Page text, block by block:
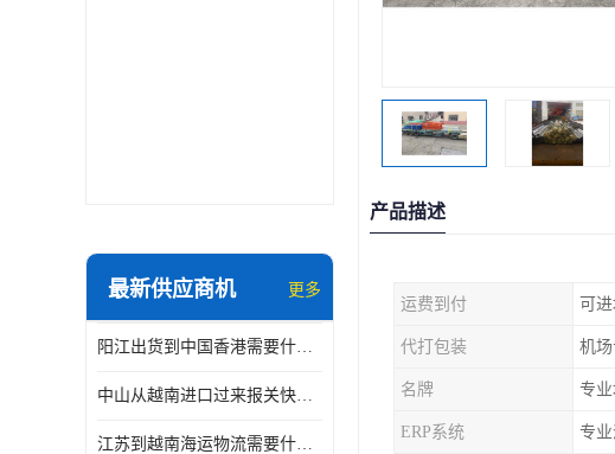
最新供应商机 更多
阳江出货到中国香港需要什么条件 专线直达
中山从越南进口过来报关快不快
江苏到越南海运物流需要什么条件 一步到位
产品描述
运费到付 可
代打包装 机
名牌 专
ERP系统 专业